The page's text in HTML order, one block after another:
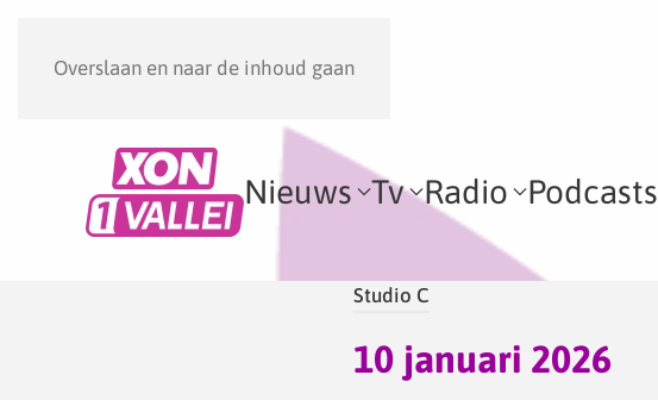
Overslaan en naar de inhoud gaan
Nieuws Tv Radio Podcasts
Studio C
10 januari 2026